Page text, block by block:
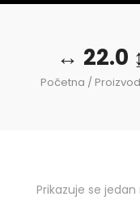
↔ 22.0
Početna /
Prikazuje se